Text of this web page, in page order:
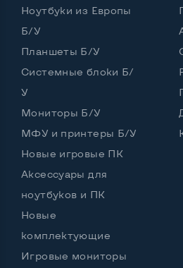
Особенности
Комплектация: системный
Да
Ноутбуки из Европы
Б/У
Планшеты Б/У
Системные блоки Б/
У
Мониторы Б/У
МФУ и принтеры Б/У
Новые игровые ПК
Аксессуары для
ноутбуков и ПК
Новые
комплектующие
Игровые мониторы